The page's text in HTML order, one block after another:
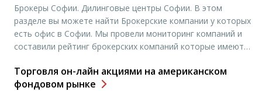
находится в Нью-Йорке, США. Кроме того компания
имеет крупные офисы в Форт-Лодердейл (штат Флорида),
Солт-Лейк-Сити (Юта), Гринсборо (Северная Каролина)
[…]
Брокеры Софии. Дилинговые центры Софии. В этом
разделе вы можете найти Брокерские компании у которых
есть офис в Софии. Мы провели мониторинг компаний и
составили рейтинг брокерских компаний которые имеют
офисов и контактные данные, вам необходимо выбрать
нужную вам компанию и нажать “открыть счет”. Вы
Торговля он-лайн акциями на американском
фондовом рынке